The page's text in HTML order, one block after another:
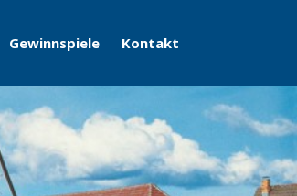
Gewinnspiele Kontakt